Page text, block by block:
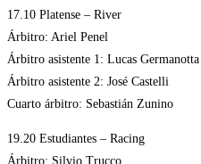
17.10 Platense – River
Árbitro: Ariel Penel
Árbitro asistente 1: Lucas Germanotta
Árbitro asistente 2: José Castelli
Cuarto árbitro: Sebastián Zunino
19.20 Estudiantes – Racing
Árbitro: Silvio Trucco